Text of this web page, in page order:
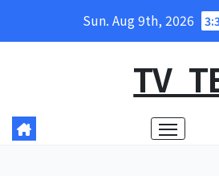
Sun. Aug 9th, 2026